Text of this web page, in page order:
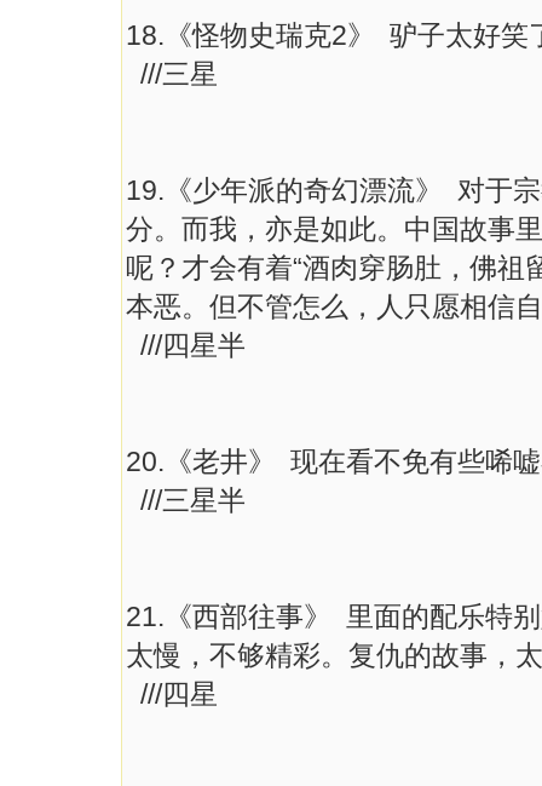
18.《怪物史瑞克2》 驴子太好笑
///三星
19.《少年派的奇幻漂流》 对于
分。而我，亦是如此。中国故事
呢？才会有着“酒肉穿肠肚，佛
本恶。但不管怎么，人只愿相信
///四星半
20.《老井》 现在看不免有些唏
///三星半
21.《西部往事》 里面的配乐特
太慢，不够精彩。复仇的故事，
///四星